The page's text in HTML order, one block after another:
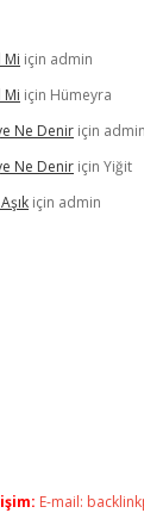
Mi için admin
Mi için Hümeyra
Ne Denir için admin
Ne Denir için Yiğit
için admin
E-mail: